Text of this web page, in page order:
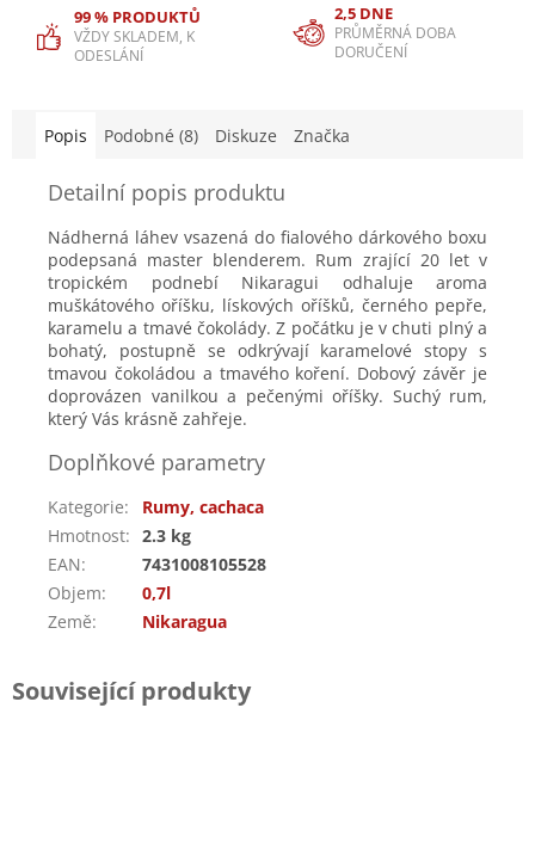
99 % PRODUKTŮ
VŽDY SKLADEM, K
ODESLÁNÍ
2,5 DNE
PRŮMĚRNÁ DOBA
DORUČENÍ
Popis Podobné (8) Diskuze Značka
Detailní popis produktu
Nádherná láhev vsazená do fialového dárkového boxu
podepsaná master blenderem. Rum zrající 20 let v
tropickém podnebí Nikaragui odhaluje aroma
muškátového oříšku, lískových oříšků, černého pepře,
karamelu a tmavé čokolády. Z počátku je v chuti plný a
bohatý, postupně se odkrývají karamelové stopy s
tmavou čokoládou a tmavého koření. Dobový závěr je
doprovázen vanilkou a pečenými oříšky. Suchý rum,
který Vás krásně zahřeje.
Doplňkové parametry
Kategorie:
Rumy, cachaca
Hmotnost: 2.3 kg
EAN:
7431008105528
Objem:
0,7l
Země: Nikaragua
Související produkty